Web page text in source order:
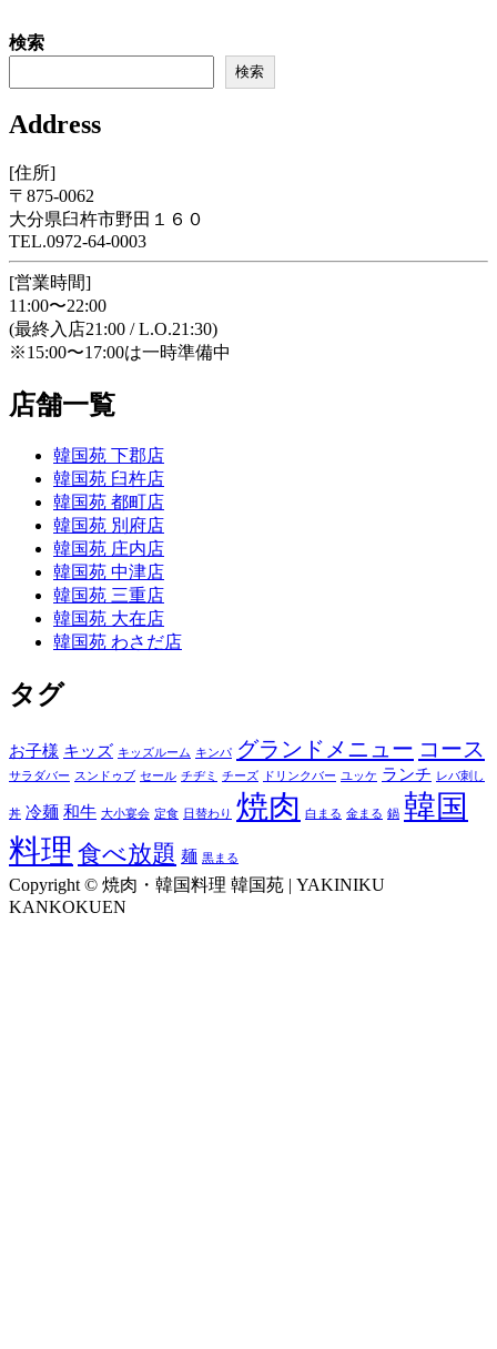
検索
検索
Address
[住所]
〒875-0062
大分県臼杵市野田１６０
TEL.0972-64-0003
[営業時間]
11:00〜22:00
(最終入店21:00 / L.O.21:30)
※15:00〜17:00は一時準備中
店舗一覧
韓国苑 下郡店
韓国苑 臼杵店
韓国苑 都町店
韓国苑 別府店
韓国苑 庄内店
韓国苑 中津店
韓国苑 三重店
韓国苑 大在店
韓国苑 わさだ店
タグ
お子様 キッズ キッズルーム キンパ グランドメニュー コース
サラダバー スンドゥブ セール チヂミ チーズ ドリンクバー ユッケ ランチ レバ刺し
丼 冷麺 和牛 大小宴会 定食 日替わり 焼肉 白まる 金まる 鍋 韓国
料理 食べ放題 麺 黒まる
Copyright © 焼肉・韓国料理 韓国苑 | YAKINIKU
KANKOKUEN